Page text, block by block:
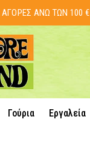
ΑΝΩ ΤΩΝ 100 €
Γούρια Εργαλεία